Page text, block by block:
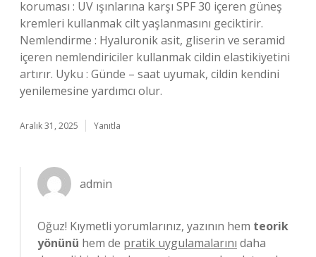
koruması : UV ışınlarına karşı SPF 30 içeren güneş
kremleri kullanmak cilt yaşlanmasını geciktirir.
Nemlendirme : Hyaluronik asit, gliserin ve seramid
içeren nemlendiriciler kullanmak cildin elastikiyetini
artırır. Uyku : Günde – saat uyumak, cildin kendini
yenilemesine yardımcı olur.
Aralık 31, 2025 Yanıtla
admin
Oğuz! Kıymetli yorumlarınız, yazının hem teorik
yönünü hem de pratik uygulamalarını daha